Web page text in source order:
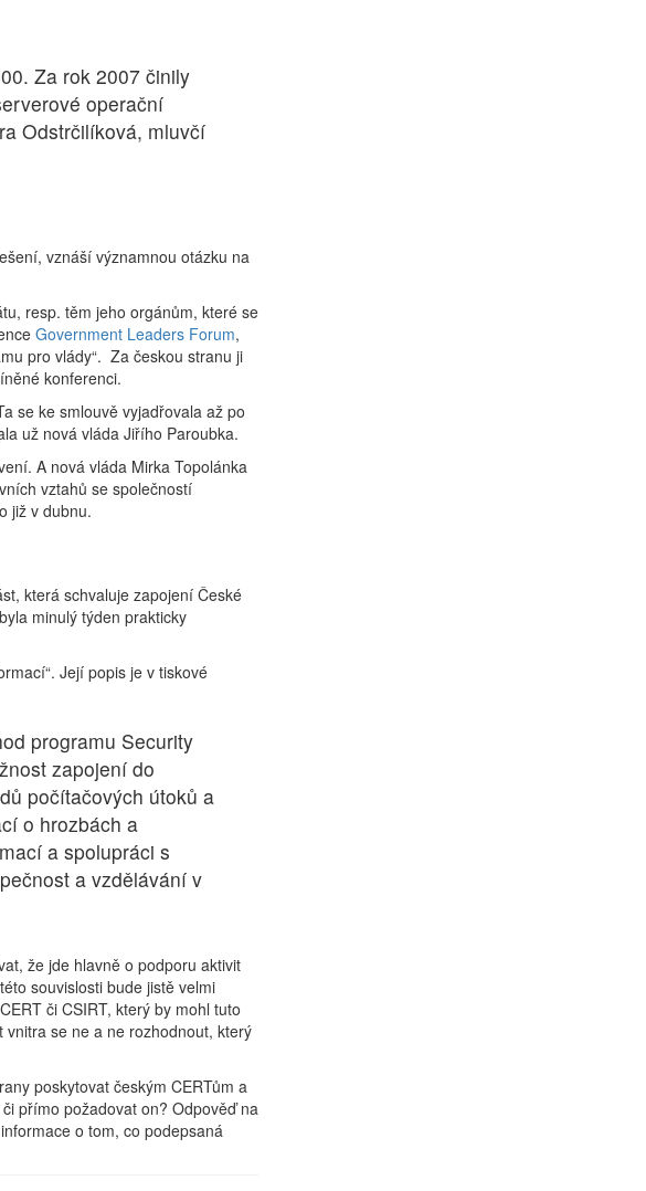
Za rok 2007 činily
operační
Odstrčilíková, mluvčí
vznáší významnou otázku na
resp. těm jeho orgánům, které se
Government Leaders Forum,
pro vlády“. Za českou stranu ji
konferenci.
se ke smlouvě vyjadřovala až po
už nová vláda Jiřího Paroubka.
A nová vláda Mirka Topolánka
vztahů se společností
již v dubnu.
která schvaluje zapojení České
minulý týden prakticky
Její popis je v tiskové
programu Security
zapojení do
počítačových útoků a
o hrozbách a
a spolupráci s
a vzdělávání v
že jde hlavně o podporu aktivit
souvislosti bude jistě velmi
či CSIRT, který by mohl tuto
se ne a ne rozhodnout, který
poskytovat českým CERTům a
přímo požadovat on? Odpověď na
o tom, co podepsaná